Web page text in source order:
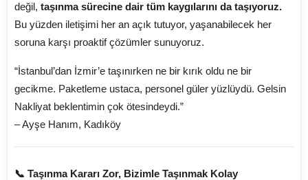
değil, taşınma sürecine dair tüm kaygılarını da taşıyoruz.
Bu yüzden iletişimi her an açık tutuyor, yaşanabilecek her
soruna karşı proaktif çözümler sunuyoruz.
“İstanbul’dan İzmir’e taşınırken ne bir kırık oldu ne bir
gecikme. Paketleme ustaca, personel güler yüzlüydü. Gelsin
Nakliyat beklentimin çok ötesindeydi.”
– Ayşe Hanım, Kadıköy
📞 Taşınma Kararı Zor, Bizimle Taşınmak Kolay